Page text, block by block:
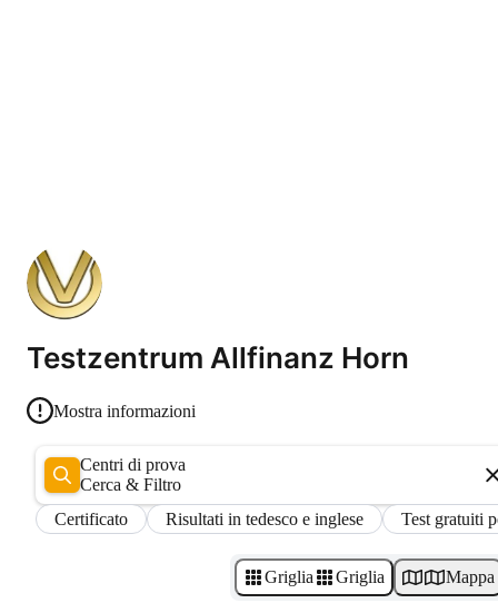
Testzentrum Allfinanz Horn
Mostra informazioni
Centri di prova
Cerca & Filtro
Certificato
Risultati in tedesco e inglese Test gratuiti
Griglia Griglia Mappa